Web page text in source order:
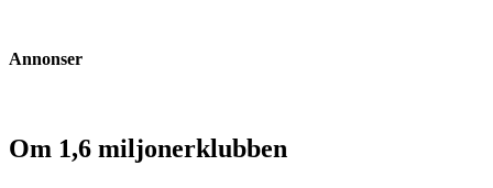
Annonser
Om 1,6 miljonerklubben